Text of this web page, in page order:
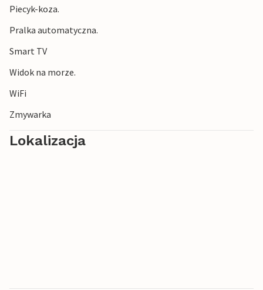
Piecyk-koza.
Pralka automatyczna.
Smart TV
Widok na morze.
WiFi
Zmywarka
Lokalizacja